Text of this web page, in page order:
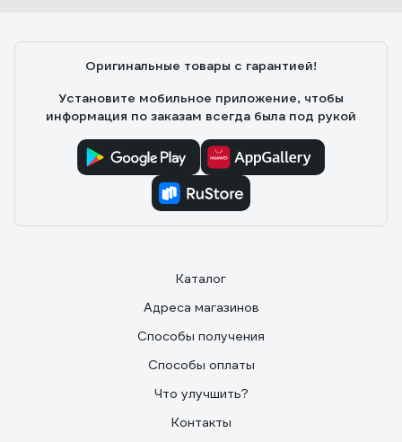
Оригинальные товары с гарантией!
Установите мобильное приложение, чтобы
информация по заказам всегда была под рукой
Каталог
Адреса магазинов
Способы получения
Способы оплаты
Что улучшить?
Контакты